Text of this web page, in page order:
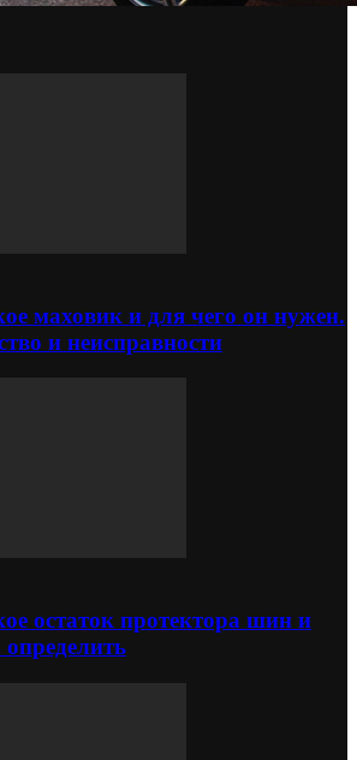
маховик и для чего он нужен.
и неисправности
остаток протектора шин и
определить